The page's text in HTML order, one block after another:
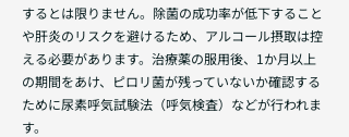
するとは限りません。除菌の成功率が低下すること
や肝炎のリスクを避けるため、アルコール摂取は控
える必要があります。治療薬の服用後、1か月以上
の期間をあけ、ピロリ菌が残っていないか確認する
ために尿素呼気試験法（呼気検査）などが行われま
す。